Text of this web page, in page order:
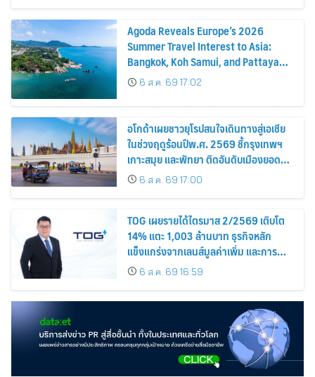
Agoda Reveals Europe’s 2026
Summer Travel Interest to Asia:
Bangkok, Koh Samui, and Pattaya
Among the Top Cities
6 ส.ค. 69 17:02
อโกด้าเผยชาวยุโรปสนใจเดินทางสู่เอเชีย
ในช่วงฤดูร้อนปีพ.ศ. 2569 ชี้กรุงเทพฯ
เกาะสมุย และพัทยา ติดอันดับเมืองยอด
นิยม6 ส.ค. 69 17:00
TOG เผยรายได้ไตรมาส 2/2569 เติบโต
14% แตะ 1,003 ล้านบาท ธุรกิจหลัก
แข็งแกร่งจากเลนส์มูลค่าเพิ่ม และการ
ขยายตลาดต่างประเทศ พร้อมเดินหน้า
ลงทุนเพื่อการเติบโตระยะยาว
6 ส.ค. 69 16:59